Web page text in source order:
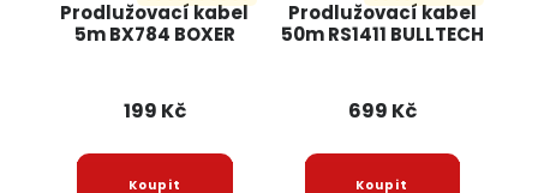
Prodlužovací kabel
5m BX784 BOXER
199 Kč
Prodlužovací kabel
50m RS1411 BULLTECH
699 Kč